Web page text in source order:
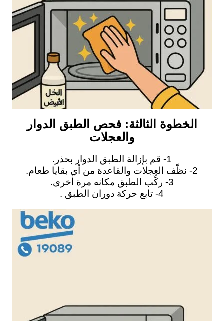
الخطوة الثالثة: فحص الطبق الدوار
والعجلات
1- قم بإزالة الطبق الدوار بحذر.
2- نظّف العجلات والقاعدة من أي بقايا طعام.
3- ركِّب الطبق مكانه مرة أخرى.
4- تابع حركة دوران الطبق .